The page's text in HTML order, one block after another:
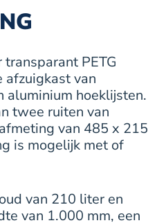
PETG
van
aluminium hoeklijsten.
twee ruiten van
van 485 x 215
is mogelijk met of
van 210 liter en
van 1.000 mm, een